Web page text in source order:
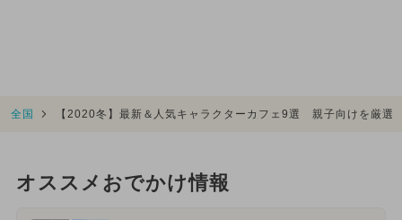
全国 【2020冬】最新＆人気キャラクターカフェ9選 親子向けを厳選
オススメおでかけ情報